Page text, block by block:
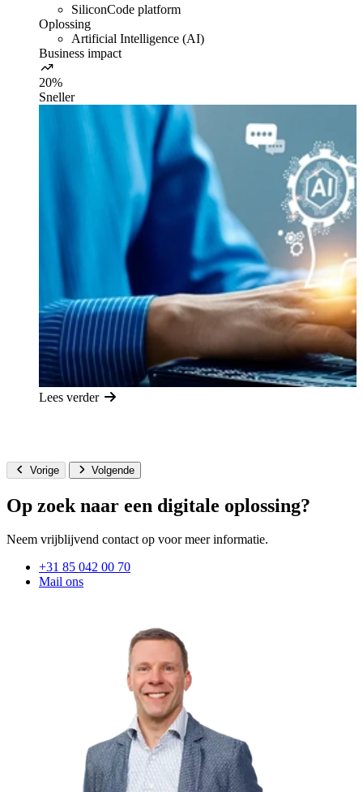
SiliconCode platform
Oplossing
Artificial Intelligence (AI)
Business impact
20%
Sneller
Lees verder
Vorige Volgende
Op zoek naar een digitale oplossing?
Neem vrijblijvend contact op voor meer informatie.
+31 85 042 00 70
Mail ons